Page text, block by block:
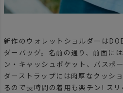
新作のウォレットショルダーは
ダーバッグ。名前の通り、前面に
ン・キャッシュポケット、パスポ
ダーストラップには肉厚なクッシ
るので長時間の着用も楽チン! ス